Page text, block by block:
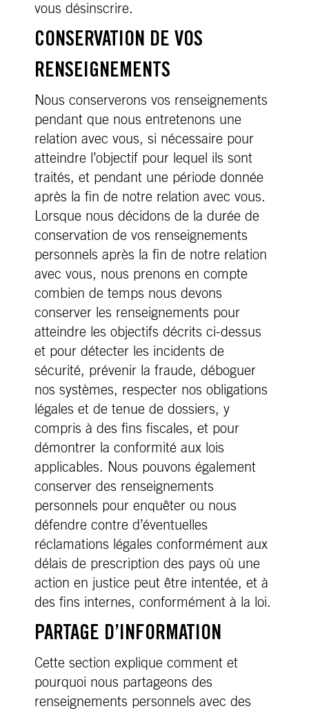
vous désinscrire.
CONSERVATION DE VOS
RENSEIGNEMENTS
Nous conserverons vos renseignements
pendant que nous entretenons une
relation avec vous, si nécessaire pour
atteindre l’objectif pour lequel ils sont
traités, et pendant une période donnée
après la fin de notre relation avec vous.
Lorsque nous décidons de la durée de
conservation de vos renseignements
personnels après la fin de notre relation
avec vous, nous prenons en compte
combien de temps nous devons
conserver les renseignements pour
atteindre les objectifs décrits ci-dessus
et pour détecter les incidents de
sécurité, prévenir la fraude, déboguer
nos systèmes, respecter nos obligations
légales et de tenue de dossiers, y
compris à des fins fiscales, et pour
démontrer la conformité aux lois
applicables. Nous pouvons également
conserver des renseignements
personnels pour enquêter ou nous
défendre contre d’éventuelles
réclamations légales conformément aux
délais de prescription des pays où une
action en justice peut être intentée, et à
des fins internes, conformément à la loi.
PARTAGE D’INFORMATION
Cette section explique comment et
pourquoi nous partageons des
renseignements personnels avec des